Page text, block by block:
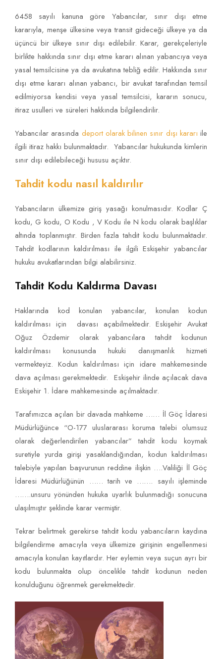
6458 sayılı kanuna göre Yabancılar, sınır dışı etme
kararıyla, menşe ülkesine veya transit gideceği ülkeye ya da
üçüncü bir ülkeye sınır dışı edilebilir. Karar, gerekçeleriyle
birlikte hakkında sınır dışı etme kararı alınan yabancıya veya
yasal temsilcisine ya da avukatına tebliğ edilir. Hakkında sınır
dışı etme kararı alınan yabancı, bir avukat tarafından temsil
edilmiyorsa kendisi veya yasal temsilcisi, kararın sonucu,
itiraz usulleri ve süreleri hakkında bilgilendirilir.
Yabancılar arasında deport olarak bilinen sınır dışı kararı ile
ilgili itiraz hakkı bulunmaktadır. Yabancılar hukukunda kimlerin
sınır dışı edilebileceği hususu açıktır.
Tahdit kodu nasıl kaldırılır
Yabancıların ülkemize giriş yasağı konulmasıdır. Kodlar Ç
kodu, G kodu, O Kodu , V Kodu ile N kodu olarak başlıklar
altında toplanmıştır. Birden fazla tahdit kodu bulunmaktadır.
Tahdit kodlarının kaldırılması ile ilgili Eskişehir yabancılar
hukuku avukatlarından bilgi alabilirsiniz.
Tahdit Kodu Kaldırma Davası
Haklarında kod konulan yabancılar, konulan kodun
kaldırılması için davası açabilmektedir. Eskişehir Avukat
Oğuz Özdemir olarak yabancılara tahdit kodunun
kaldırılması konusunda hukuki danışmanlık hizmeti
vermekteyiz. Kodun kaldırılması için idare mahkemesinde
dava açılması gerekmektedir. Eskişehir ilinde açılacak dava
Eskişehir 1. İdare mahkemesinde açılmaktadır.
Tarafımızca açılan bir davada mahkeme …… İl Göç İdaresi
Müdürlüğünce “O-177 uluslararası koruma talebi olumsuz
olarak değerlendirilen yabancılar” tahdit kodu koymak
suretiyle yurda girişi yasaklandığından, kodun kaldırılması
talebiyle yapılan başvurunun reddine ilişkin ….Valiliği İl Göç
İdaresi Müdürlüğünün …… tarih ve ……. sayılı işleminde
…….unsuru yönünden hukuka uyarlık bulunmadığı sonucuna
ulaşılmıştır şeklinde karar vermiştir.
Tekrar belirtmek gerekirse tahdit kodu yabancıların kaydına
bilgilendirme amacıyla veya ülkemize girişinin engellenmesi
amacıyla konulan kayıtlardır. Her eylemin veya suçun ayrı bir
kodu bulunmakta olup öncelikle tahdit kodunun neden
konulduğunu öğrenmek gerekmektedir.